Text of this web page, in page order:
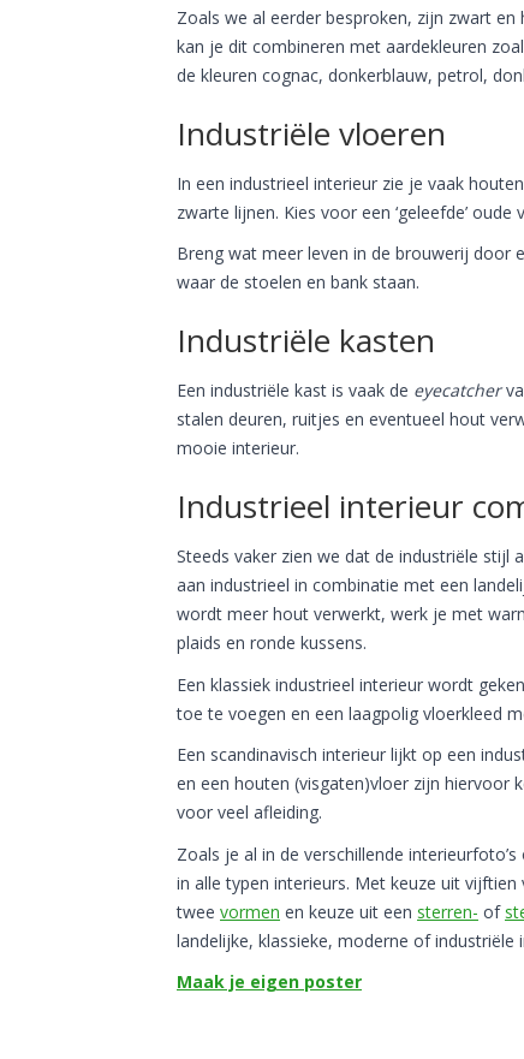
Zoals we al eerder besproken, zijn zwart
kan je dit combineren met aardekleuren
de kleuren cognac, donkerblauw, petrol,
Industriële vloeren
In een industrieel interieur zie je vaak
zwarte lijnen. Kies voor een ‘geleefde’
Breng wat meer leven in de brouwerij door
waar de stoelen en bank staan.
Industriële kasten
Een industriële kast is vaak de eyecatcher
stalen deuren, ruitjes en eventueel hout
mooie interieur.
Industrieel interieur
Steeds vaker zien we dat de industriële
aan industrieel in combinatie met een
wordt meer hout verwerkt, werk je met
plaids en ronde kussens.
Een klassiek industrieel interieur wordt
toe te voegen en een laagpolig vloerkleed
Een scandinavisch interieur lijkt op een
en een houten (visgaten)vloer zijn hiervoor
voor veel afleiding.
Zoals je al in de verschillende
in alle typen interieurs. Met keuze uit
twee vormen en keuze uit een sterren- of
landelijke, klassieke, moderne of
Maak je eigen poster